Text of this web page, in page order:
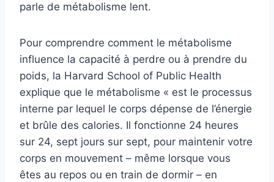
parle de métabolisme lent.
Pour comprendre comment le métabolisme
influence la capacité à perdre ou à prendre du
poids, la Harvard School of Public Health
explique que le métabolisme « est le processus
interne par lequel le corps dépense de l’énergie
et brûle des calories. Il fonctionne 24 heures
sur 24, sept jours sur sept, pour maintenir votre
corps en mouvement – même lorsque vous
êtes au repos ou en train de dormir – en